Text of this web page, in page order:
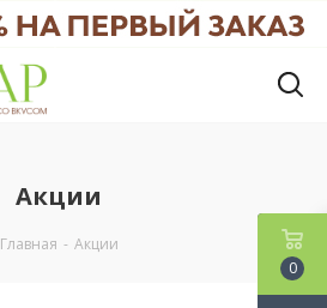
Акции
Главная - Акции
0